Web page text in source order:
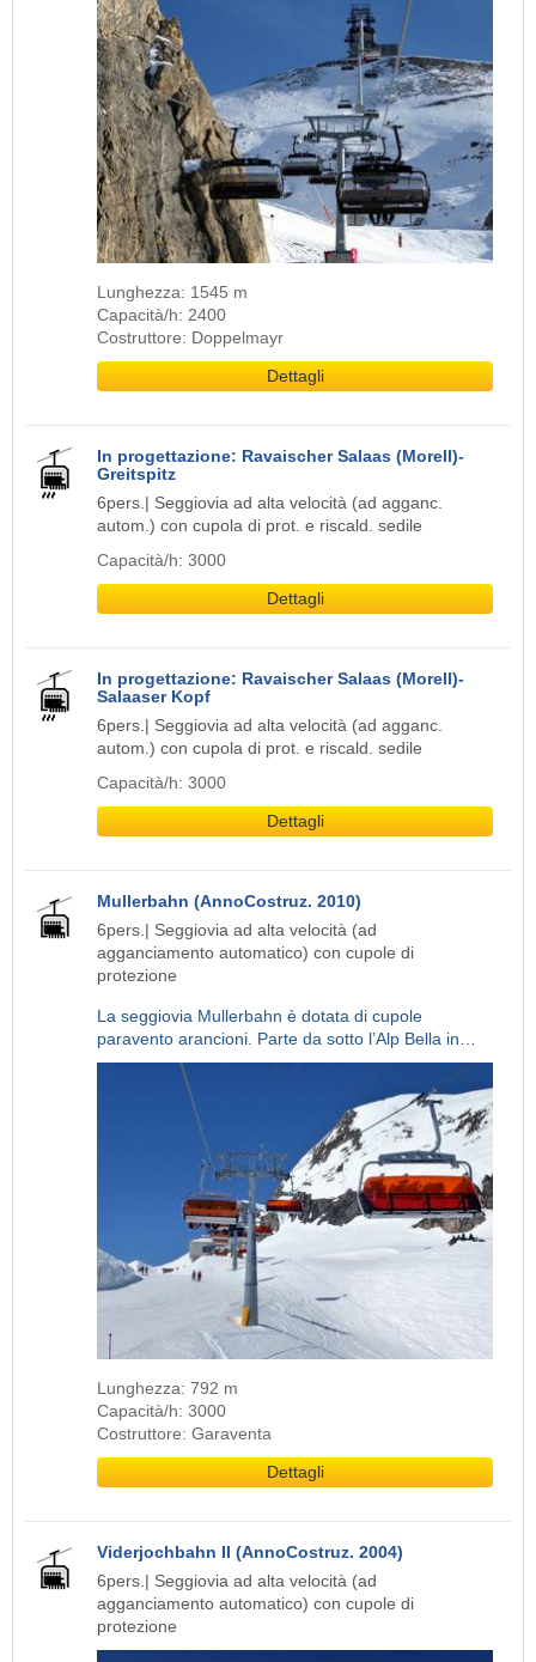
Lunghezza: 1545 m
Capacità/h: 2400
Costruttore: Doppelmayr
Dettagli
In progettazione: Ravaischer Salaas (Morell)-
Greitspitz
6pers.| Seggiovia ad alta velocità (ad agganc.
autom.) con cupola di prot. e riscald. sedile
Capacità/h: 3000
Dettagli
In progettazione: Ravaischer Salaas (Morell)-
Salaaser Kopf
6pers.| Seggiovia ad alta velocità (ad agganc.
autom.) con cupola di prot. e riscald. sedile
Capacità/h: 3000
Dettagli
Mullerbahn (AnnoCostruz. 2010)
6pers.| Seggiovia ad alta velocità (ad
agganciamento automatico) con cupole di
protezione
La seggiovia Mullerbahn è dotata di cupole
paravento arancioni. Parte da sotto l’Alp Bella in…
Lunghezza: 792 m
Capacità/h: 3000
Costruttore: Garaventa
Dettagli
Viderjochbahn II (AnnoCostruz. 2004)
6pers.| Seggiovia ad alta velocità (ad
agganciamento automatico) con cupole di
protezione